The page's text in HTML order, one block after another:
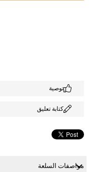
توصية
كتابة تعليق
مواصفات السلعة